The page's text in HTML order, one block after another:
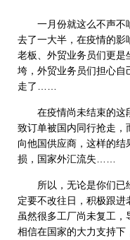
一月份就这么不声不
去了一大半，在疫情的影
老板、外贸业务员们更
垮，外贸业务员们担心自
走了……
在疫情尚未结束的这
致订单被国内同行抢走
向他国供应商，这样的
损，国家外汇流失……
所以，无论是你们已
定要不改往日，积极跟进
虽然很多工厂尚未复工
相信在国家的大力支持下